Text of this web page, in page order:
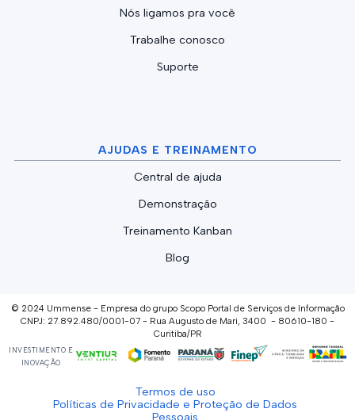
Nós ligamos pra você
Trabalhe conosco
Suporte
AJUDAS E TREINAMENTO
Central de ajuda
Demonstração
Treinamento Kanban
Blog
© 2024 Ummense - Empresa do grupo Scopo Portal de Serviços de Informação
CNPJ: 27.892.480/0001-07 - Rua Augusto de Mari, 3400 - 80610-180 -
Curitiba/PR
INVESTIMENTO E
INOVAÇÃO
Termos de uso
Políticas de Privacidade e Proteção de Dados
Pessoais